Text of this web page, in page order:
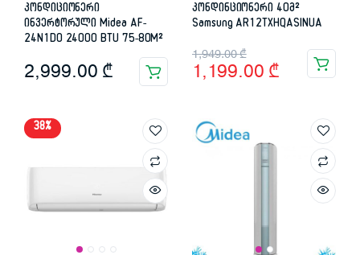
კონდიციონერი
ინვერტორული Midea AF-
24N1DO 24000 BTU 75-80M²
2,999.00 ₾
კონდინციონერი 40მ²
Samsung AR12TXHQASINUA
1,949.00₾
Original
price
1,949.00 ₾.
1,199.00 ₾
Current
price
1,199.00 ₾.
38%